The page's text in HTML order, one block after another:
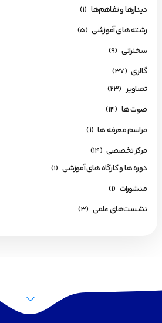
دیدارها و تفاهم‌ها (1)
رشته های آموزشی (5)
سخنرانی (9)
گالری (37)
تصاویر (23)
صوت ها (14)
مراسم معرفه ها (1)
مرکز تخصصی (14)
دوره ها و کارگاه های آموزشی (1)
منشورات (1)
نشست‌های علمی (3)